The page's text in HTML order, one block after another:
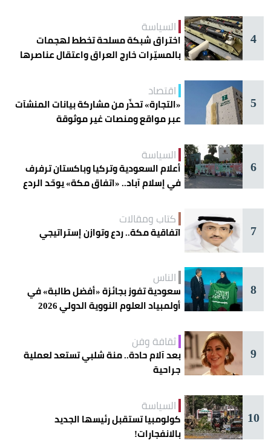
4
السياسة
اختراق شبكة مسلحة تخطط لهجمات
بالمسيّرات خارج العراق واعتقال عناصرها
5
اقتصاد
«التجارة» تحذّر من مشاركة بيانات المنشآت
عبر مواقع ومنصات غير موثوقة
6
السياسة
أعلام السعودية وتركيا وباكستان ترفرف
في إسلام آباد.. «اتفاق مكة» يوحّد الردع
7
كتاب ومقالات
اتفاقية مكة.. ردع وتوازن إستراتيجي
8
الناس
سعودية تفوز بجائزة «أفضل طالبة» في
أولمبياد العلوم النووية الدولي 2026
9
ثقافة وفن
بعد آلام حادة.. منة شلبي تستعد لعملية
جراحية
10
السياسة
كولومبيا تستقبل رئيسها الجديد
بالانفجارات!